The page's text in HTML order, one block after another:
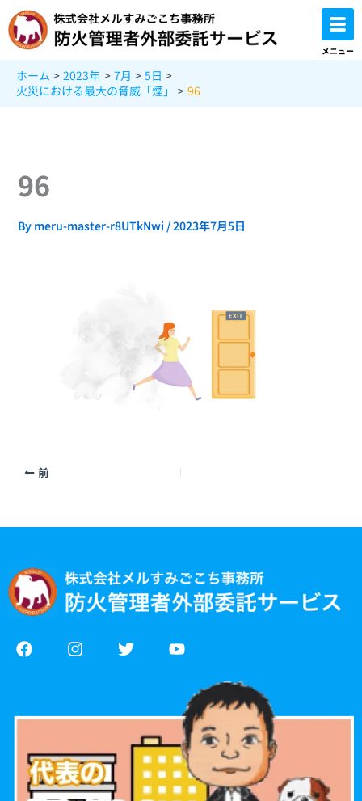
容
を
メニュー
ホーム 2023年 7月
5日
火災における最大の脅威「煙」
96
96
By meru-master-r8UTkNwi /2023年7月5日
前
F
a
o
k
I
n
g
a
m
T
w
e
Y
o
u
b
e